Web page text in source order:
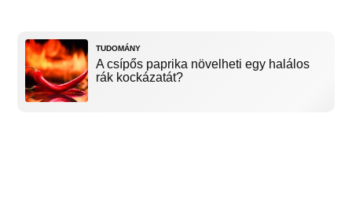
TUDOMÁNY
A csípős paprika növelheti egy halálos
rák kockázatát?